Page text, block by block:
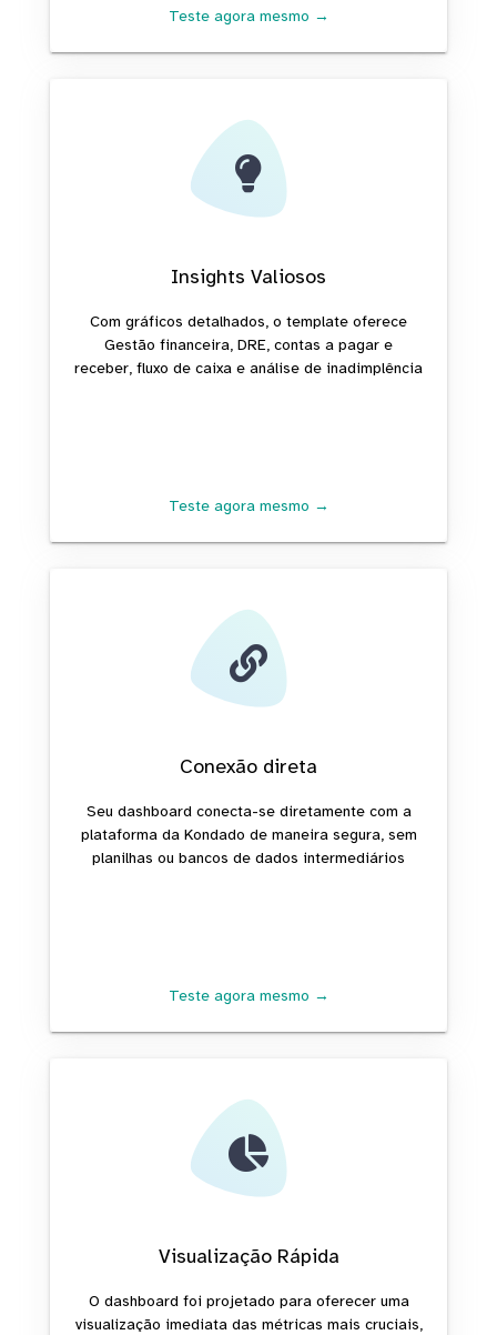
Teste agora mesmo →
Insights Valiosos
Com gráficos detalhados, o template oferece
Gestão financeira, DRE, contas a pagar e
receber, fluxo de caixa e análise de inadimplência
Teste agora mesmo →
Conexão direta
Seu dashboard conecta-se diretamente com a
plataforma da Kondado de maneira segura, sem
planilhas ou bancos de dados intermediários
Teste agora mesmo →
Visualização Rápida
O dashboard foi projetado para oferecer uma
visualização imediata das métricas mais cruciais,